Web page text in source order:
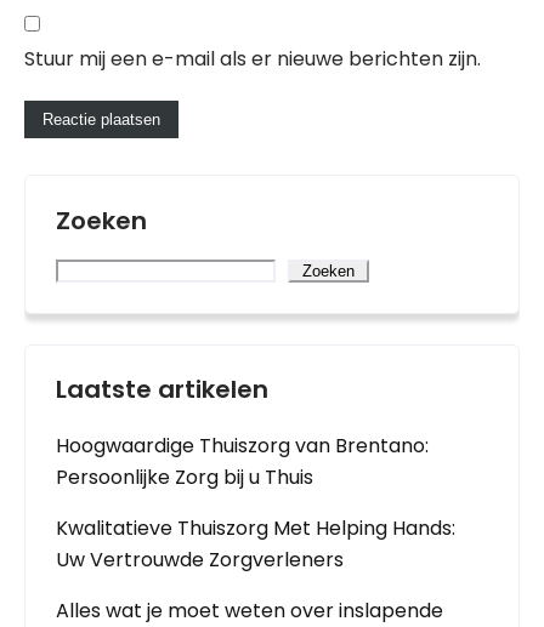
Stuur mij een e-mail als er nieuwe berichten zijn.
Zoeken
Zoeken
Laatste artikelen
Hoogwaardige Thuiszorg van Brentano:
Persoonlijke Zorg bij u Thuis
Kwalitatieve Thuiszorg Met Helping Hands:
Uw Vertrouwde Zorgverleners
Alles wat je moet weten over inslapende